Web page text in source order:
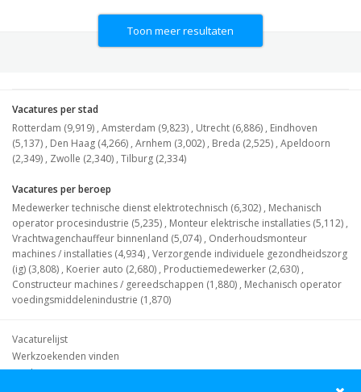
Toon meer resultaten
Vacatures per stad
Rotterdam (9,919) , Amsterdam (9,823) , Utrecht (6,886) , Eindhoven
(5,137) , Den Haag (4,266) , Arnhem (3,002) , Breda (2,525) , Apeldoorn
(2,349) , Zwolle (2,340) , Tilburg (2,334)
Vacatures per beroep
Medewerker technische dienst elektrotechnisch (6,302) , Mechanisch
operator procesindustrie (5,235) , Monteur elektrische installaties (5,112) ,
Vrachtwagenchauffeur binnenland (5,074) , Onderhoudsmonteur
machines / installaties (4,934) , Verzorgende individuele gezondheidszorg
(ig) (3,808) , Koerier auto (2,680) , Productiemedewerker (2,630) ,
Constructeur machines / gereedschappen (1,880) , Mechanisch operator
voedingsmiddelenindustrie (1,870)
Vacaturelijst
Werkzoekenden vinden
Werkgevers